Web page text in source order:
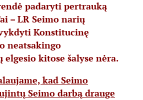
padaryti pertrauką
– LR Seimo narių
Konstitucinę
neatsakingo
elgesio kitose šalyse nėra.
kad Seimo
Seimo darbą drauge